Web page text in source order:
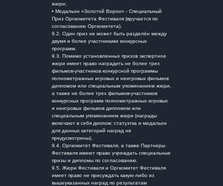
жюри;
• Медальон «Золотой Ворон» - Специальный
Приз Оргкомитета Фестиваля (вручается по
согласованию Оргкомитета).
9.2. Один приз не может быть разделён между
двумя и более участниками конкурсных
программ.
9.3. Помимо установленных призов экспертное
жюри имеет право наградить не более трех
фильмов-участников конкурсной программы
полнометражных игровых и неигровых фильмов
дипломом или специальным упоминанием жюри,
а также не более трех фильмов-участников
конкурсных программ полнометражных игровых
и неигровых фильмов дипломом или
специальным упоминанием жюри (награды
включают в себя диплом; статуэтка и медальон
для данных категорий наград не
предусмотрены).
9.4. Оргкомитет Фестиваля, а также Партнеры
Фестиваля имеют право учреждать специальные
призы и дипломы по согласованию.
9.5. Жюри Фестиваля и Оргкомитет Фестиваля
имеет право не присуждать какую-либо из
вышеуказанных наград по результатам